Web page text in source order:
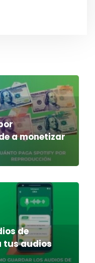
a monetizar
de
tus audios